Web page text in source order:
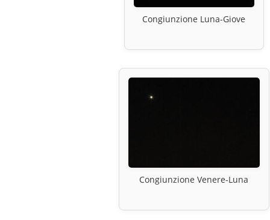
Congiunzione Luna-Giove
Congiunzione Venere-Luna